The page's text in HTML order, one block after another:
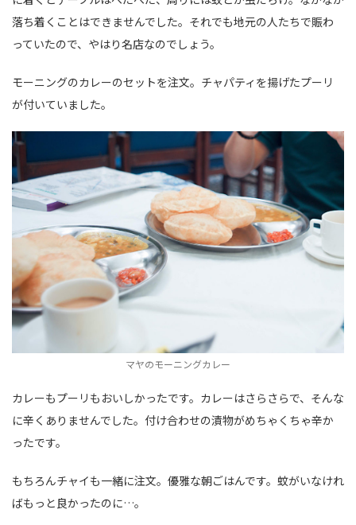
落ち着くことはできませんでした。それでも地元の人たちで賑わ
っていたので、やはり名店なのでしょう。
モーニングのカレーのセットを注文。チャパティを揚げたプーリ
が付いていました。
マヤのモーニングカレー
カレーもプーリもおいしかったです。カレーはさらさらで、そんな
に辛くありませんでした。付け合わせの漬物がめちゃくちゃ辛か
ったです。
もちろんチャイも一緒に注文。優雅な朝ごはんです。蚊がいなけれ
ばもっと良かったのに…。